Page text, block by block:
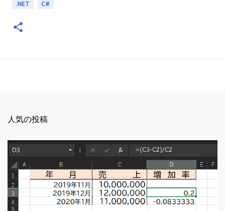
.NET C#
人気の投稿